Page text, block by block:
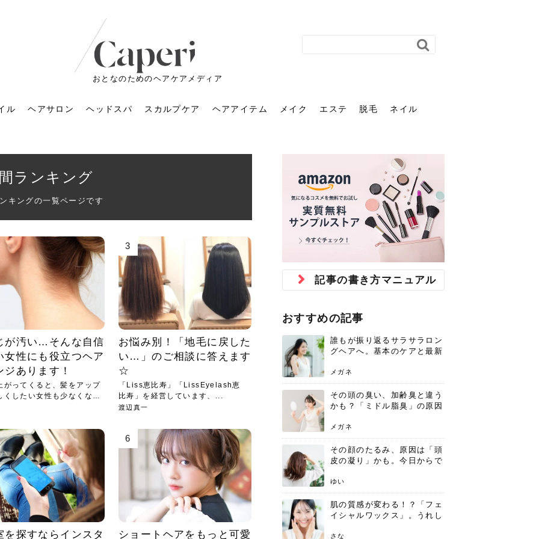
おとなのためのヘアケアメディア
メントの付け方で
が変わる｜効かな
ントの付け方で仕上がりは
ります。今回は、毛先中心
朝の5分が変わる！寝癖がつ
かない予防方法と時短寝癖
直し...
新生活シーズン、朝の身支度を少しで
も短くしたい人は多いはず。じつは寝
癖は、...
かえで
花粉で髪がパサパサするの
はなぜ？原因と落とし方・
防ぎ方を紹介
花粉の季節になると、髪がパサつく、
ありま...
さくら
もっと見る
みが気になる人
春トレンドの明る
レンドカラーは明るめのく
です。ただし、髪がすでに
ツヤと透明感で垢抜ける！
自然なヘアカラーで作る
「きれい...
職場で浮かない落ち着いたトーンにし
たいけれど、どこか垢抜けた印象にし
たいと...
さくら
肌に合う髪色、どう見つけ
る？「イエベ」「ブルベ」
診断と...
美容室で素敵なヘアカラーに染めても
「なん...
かえで
もっと見る
ル
のショートウルフ最
ドとは？ナチュラ
ョートウルフは、ナチュラ
ーな仕上がりが今っぽい正
ルーズウェーブとは？2026
年の注目スタイルと長さ別
の...
2026年はレイヤーカットを使った髪型
のトレンドと重なり、ルーズウェーブ
ヘ...
かえで
40代のパーマがダレる原因
とは？自宅でできる復活術
と長...
パーマをかけたばかりなのに、もうカ
はいな...
メガネ
もっと見る
ヘアサロン
行くのが恥ずかし
の変化に気づいた
容室に行けていないし、そ
を変えて気分転換したいと
お気に入りのお店が倒産し
た後の美容室の探し方！失
敗しに...
美容室を倒産する数が増えているとい
うニュースがありました。もともと美
容室の...
かえで
前髪を薄くするための美容
院の頼み方とは？失敗しな
いため...
前髪は薄くしたほうが今風でおしゃれ
たいと...
かえで
もっと見る
ヘッドスパ
パの落とし穴！知
損する真実
は、頭皮の汚れを落として
し、リラックス効果や美髪
頭皮を刺激してお顔のリフ
トアップ♪毎日こつこつカン
タン小顔☆
毎日のちょっとした習慣で小顔は作れ
る！頭のこりをほぐしてフェイスライ
ンのリ...
chicca
ヘッドスパで頭皮をケアし
よう！ヘッドスパの効果と
おすすめの人
普段目に見えない頭皮ですが、何のケ
積して...
yukarin
もっと見る
スカルプケア
るには？毎日の洗
活習慣を見直す基
に育てるには高価なアイテ
前に、洗い方や乾かし方、
頭皮マッサージで目がぱっ
ちりする理由は？具体的な
やり方...
目元の印象を左右するのは目そのもの
ではなく、頭皮の状態かもしれませ
ん。以下...
メガネ
ストレスで髪の毛はどう変
わる？抜け毛・パサつきの
原因と...
最近、髪のツヤがなくなったという方
は、スト...
さくら
もっと見る
ヘアアイテム
スシャンプーって
の？無印良品など
で人気の発酵成分が、シャ
広がっています。無印良品
アイロンが苦手でも大丈
夫！ブラッシング感覚で使
えるヘア...
ヘアアイロンを使うのが苦手、火傷が
怖いと感じている方はいないでしょう
か？そ...
さくら
40代の髪を悩みに最適！韓
国発「ダリーフ」でヘアセ
ット...
韓国コスメを使うのは若い子だけだと
グラム...
さくら
もっと見る
メイク
ストのメイク術｜
イテムで「自分ら
のコスメを持っているの
使っているのはいつも同じ
V3ファンデーションは危な
い？針の仕組み・全4種比
較・...
メイクをしている時間も、スキンケア
の時間に変えるという発想から生まれ
たのが...
あかり
「おしゃれ」と「身だしな
み」は違う。相手に信頼感
を与え...
新しい環境に臨むとき、多くの人が意
メイク...
さな
もっと見る
エステ
を目指す！美容鍼
後悔しない選び方
インをすっきりさせたいと
を抱えている方はいないで
リンパマッサージと経絡マ
ッサージの違いとは？効果
と、自...
サロンのメニューを見ていると、「リ
ンパマッサージ」の他に「経絡マッサ
ージ」...
あかり
エステの勧誘が怖い人へ。
断ることは悪くない。自分
を守る...
「初回限定〇〇円！」そんなお得な体
に弱い...
さな
もっと見る
脱毛
が変わる「顔脱
つのメリットと、始
カミソリで剃って、毛抜き
、日々の自己処理を手間に
子供の脱毛、日焼け肌はN
G？親子で学ぶ、安心・安全
なエ...
「ムダ毛が気になる」とお子さんが悩
んでいる姿を見て、エステ脱毛を検討
し始め...
あおい
「今さら」なんて言わせな
い。40代のVIO・顔脱毛、
賢...
40代になって、ふと自分のムダ毛のこ
毛を...
さな
もっと見る
ネイル
運気アップネイルガ
開！幸運を呼ぶ色
となく運気が停滞している
悩んでいないでしょうか？
そのネイル、本当に似合っ
てる？指先をきれいに見え
るのは...
SNSや雑誌で見かけた素敵なネイルデ
ザインを、いざ自分の爪に試してみた
ら、...
さな
オフィスネイルでも「キラ
キラ」はOK？派手に見えな
い上...
仕事中も、ふとした瞬間に自分の指先
く「キ...
あおい
もっと見る
わが増えた？原因
見分け方＆自宅で
て、急に小じわが増えたと
いないでしょうか？じつは
ルルルン ハイドラのどれが
良い？その違いは？PDRN
や...
ルルルン ハイドラシリーズを使いたい
けれど、種類が多くてどれを選べばい
いか...
さな
ジュベルック スキンの効果
とは？毛穴・ニキビ跡への
ニキビ跡の凸凹をどうにかしたいと、
肌の質感でお悩みではないでしょう
か？肌に...
ゆい
もっと見る
らではの痩身効
ルハンドエステの
...
と一言で言っても、最新の
たものから、昔ながらの手
その医療ダイエット、後悔
しませんか？失敗する人の
共通点...
医師の管理のもと、科学的根拠に基づ
いて行う「医療ダイエット」は、自己
流のダ...
さな
本気の痩身と体質改善に。
アーユルヴェーダに基づく
自己流のダイエットではなかなか落ち
ない、頑固な脂肪やセルライトを、本
気で体...
さな
もっと見る
ランキング
キングの一覧ページです
が汚い…そんな自信
女性にも役立つヘア
ジあります！
がってくると、髪をアップ
くしたい女性も少なくない
3
お悩み別！「地毛に戻した
い…」のご相談に答えます
☆
「Liss恵比寿」「LissEyelash恵
比寿」を経営しています、...
渡辺真一
を探すならインスタ
6
ショートヘアをもっと可愛
記事の書き方マニュアル
おすすめの記事
誰もが振り返るサラサラロン
グヘアへ。基本のケアと最新
メガネ
その頭の臭い、加齢臭と違う
かも？「ミドル脂臭」の原因
術
メガネ
その顔のたるみ、原因は「頭
皮の凝り」かも。今日からで
サージ
ゆい
肌の質感が変わる！？「フェ
イシャルワックス」。うれし
ための基礎知識
さな